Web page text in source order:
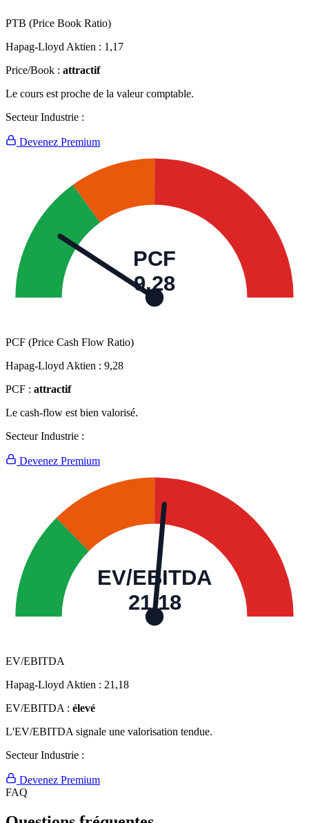
PTB (Price Book Ratio)
Hapag-Lloyd Aktien : 1,17
Price/Book : attractif
Le cours est proche de la valeur comptable.
Secteur Industrie :
Devenez Premium
PCF
9,28
PCF (Price Cash Flow Ratio)
Hapag-Lloyd Aktien : 9,28
PCF : attractif
Le cash-flow est bien valorisé.
Secteur Industrie :
Devenez Premium
EV/EBITDA
21,18
EV/EBITDA
Hapag-Lloyd Aktien : 21,18
EV/EBITDA : élevé
L'EV/EBITDA signale une valorisation tendue.
Secteur Industrie :
Devenez Premium
FAQ